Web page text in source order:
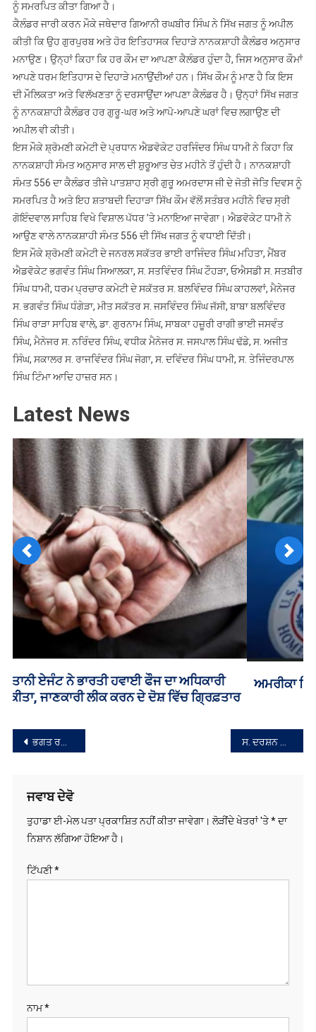
556
ਦਾ
ਕੈਲੰਡਰ
ਕੀਤਾ
ਜਾਰੀ
ਨੂੰ ਸਮਰਪਿਤ ਕੀਤਾ ਗਿਆ ਹੈ।
ਕੈਲੰਡਰ ਜਾਰੀ ਕਰਨ ਮੌਕੇ ਜਥੇਦਾਰ ਗਿਆਨੀ ਰਘਬੀਰ ਸਿੰਘ ਨੇ ਸਿੱਖ ਜਗਤ ਨੂੰ ਅਪੀਲ
ਕੀਤੀ ਕਿ ਉਹ ਗੁਰਪੁਰਬ ਅਤੇ ਹੋਰ ਇਤਿਹਾਸਕ ਦਿਹਾੜੇ ਨਾਨਕਸ਼ਾਹੀ ਕੈਲੰਡਰ ਅਨੁਸਾਰ
ਮਨਾਉਣ। ਉਨ੍ਹਾਂ ਕਿਹਾ ਕਿ ਹਰ ਕੌਮ ਦਾ ਆਪਣਾ ਕੈਲੰਡਰ ਹੁੰਦਾ ਹੈ, ਜਿਸ ਅਨੁਸਾਰ ਕੌਮਾਂ
ਆਪਣੇ ਧਰਮ ਇਤਿਹਾਸ ਦੇ ਦਿਹਾੜੇ ਮਨਾਉਂਦੀਆਂ ਹਨ। ਸਿੱਖ ਕੌਮ ਨੂੰ ਮਾਣ ਹੈ ਕਿ ਇਸ
ਦੀ ਮੌਲਿਕਤਾ ਅਤੇ ਵਿਲੱਖਣਤਾ ਨੂੰ ਦਰਸਾਉਂਦਾ ਆਪਣਾ ਕੈਲੰਡਰ ਹੈ। ਉਨ੍ਹਾਂ ਸਿੱਖ ਜਗਤ
ਨੂੰ ਨਾਨਕਸ਼ਾਹੀ ਕੈਲੰਡਰ ਹਰ ਗੁਰੂ-ਘਰ ਅਤੇ ਆਪੋ-ਆਪਣੇ ਘਰਾਂ ਵਿਚ ਲਗਾਉਣ ਦੀ
ਅਪੀਲ ਵੀ ਕੀਤੀ।
ਇਸ ਮੌਕੇ ਸ਼੍ਰੋਮਣੀ ਕਮੇਟੀ ਦੇ ਪ੍ਰਧਾਨ ਐਡਵੋਕੇਟ ਹਰਜਿੰਦਰ ਸਿੰਘ ਧਾਮੀ ਨੇ ਕਿਹਾ ਕਿ
ਨਾਨਕਸ਼ਾਹੀ ਸੰਮਤ ਅਨੁਸਾਰ ਸਾਲ ਦੀ ਸ਼ੁਰੂਆਤ ਚੇਤ ਮਹੀਨੇ ਤੋਂ ਹੁੰਦੀ ਹੈ। ਨਾਨਕਸ਼ਾਹੀ
ਸੰਮਤ 556 ਦਾ ਕੈਲੰਡਰ ਤੀਜੇ ਪਾਤਸ਼ਾਹ ਸ੍ਰੀ ਗੁਰੂ ਅਮਰਦਾਸ ਜੀ ਦੇ ਜੋਤੀ ਜੋਤਿ ਦਿਵਸ ਨੂੰ
ਸਮਰਪਿਤ ਹੈ ਅਤੇ ਇਹ ਸ਼ਤਾਬਦੀ ਦਿਹਾੜਾ ਸਿੱਖ ਕੌਮ ਵੱਲੋਂ ਸਤੰਬਰ ਮਹੀਨੇ ਵਿਚ ਸ੍ਰੀ
ਗੋਇੰਦਵਾਲ ਸਾਹਿਬ ਵਿਖੇ ਵਿਸ਼ਾਲ ਪੱਧਰ ’ਤੇ ਮਨਾਇਆ ਜਾਵੇਗਾ। ਐਡਵੋਕੇਟ ਧਾਮੀ ਨੇ
ਆਉਣ ਵਾਲੇ ਨਾਨਕਸ਼ਾਹੀ ਸੰਮਤ 556 ਦੀ ਸਿੱਖ ਜਗਤ ਨੂੰ ਵਧਾਈ ਦਿੱਤੀ।
ਇਸ ਮੌਕੇ ਸ਼੍ਰੋਮਣੀ ਕਮੇਟੀ ਦੇ ਜਨਰਲ ਸਕੱਤਰ ਭਾਈ ਰਾਜਿੰਦਰ ਸਿੰਘ ਮਹਿਤਾ, ਮੈਂਬਰ
ਐਡਵੋਕੇਟ ਭਗਵੰਤ ਸਿੰਘ ਸਿਆਲਕਾ, ਸ. ਸਤਵਿੰਦਰ ਸਿੰਘ ਟੌਹੜਾ, ਓਐਸਡੀ ਸ. ਸਤਬੀਰ
ਸਿੰਘ ਧਾਮੀ, ਧਰਮ ਪ੍ਰਚਾਰ ਕਮੇਟੀ ਦੇ ਸਕੱਤਰ ਸ. ਬਲਵਿੰਦਰ ਸਿੰਘ ਕਾਹਲਵਾਂ, ਮੈਨੇਜਰ
ਸ. ਭਗਵੰਤ ਸਿੰਘ ਧੰਗੇੜਾ, ਮੀਤ ਸਕੱਤਰ ਸ. ਜਸਵਿੰਦਰ ਸਿੰਘ ਜੱਸੀ, ਬਾਬਾ ਬਲਵਿੰਦਰ
ਸਿੰਘ ਰਾੜਾ ਸਾਹਿਬ ਵਾਲੇ, ਡਾ. ਗੁਰਨਾਮ ਸਿੰਘ, ਸਾਬਕਾ ਹਜ਼ੂਰੀ ਰਾਗੀ ਭਾਈ ਜਸਵੰਤ
ਸਿੰਘ, ਮੈਨੇਜਰ ਸ. ਨਰਿੰਦਰ ਸਿੰਘ, ਵਧੀਕ ਮੈਨੇਜਰ ਸ. ਜਸਪਾਲ ਸਿੰਘ ਢੱਡੇ, ਸ. ਅਜੀਤ
ਸਿੰਘ, ਸਕਾਲਰ ਸ. ਰਾਜਵਿੰਦਰ ਸਿੰਘ ਜੋਗਾ, ਸ. ਦਵਿੰਦਰ ਸਿੰਘ ਧਾਮੀ, ਸ. ਤੇਜਿੰਦਰਪਾਲ
ਸਿੰਘ ਟਿੰਮਾ ਆਦਿ ਹਾਜ਼ਰ ਸਨ।
Latest News
ਅਮਰੀਕਾ ਵਿੱਚ H-1B ਕਾਮਿਆਂ ਨੂੰ ਆਪਣੀ ਨੌਕਰੀ ਗੁਆਉਣ ‘ਤੇ
ਵਾਪਸ ਆਉਣਾ ਪਵੇਗਾ ਆਪਣੇ ਦੇਸ਼
Previous Next
ਸੰਪਾਦਨਾ
ਭਗਤ ਰਵਿਦਾਸ ਜੀ ਦੇ ਜਨਮ ਦਿਹਾੜੇ ਮੌਕੇ ਸ਼੍ਰੋਮਣੀ ਕਮੇਟੀ ਵੱਲੋਂ ਗੁਰਮਤਿ ਸਮਾਗਮ
ਜਵਾਬ ਦੇਵੋ
ਤੁਹਾਡਾ ਈ-ਮੇਲ ਪਤਾ ਪ੍ਰਕਾਸ਼ਿਤ ਨਹੀਂ ਕੀਤਾ ਜਾਵੇਗਾ। ਲੋੜੀਂਦੇ ਖੇਤਰਾਂ 'ਤੇ*ਦਾ
ਨਿਸ਼ਾਨ ਲੱਗਿਆ ਹੋਇਆ ਹੈ।
ਟਿੱਪਣੀ*
ਨਾਮ*